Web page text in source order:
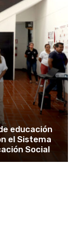
educación
el Sistema
Social